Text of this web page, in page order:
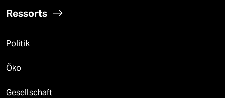
Ressorts
Politik
Öko
Gesellschaft